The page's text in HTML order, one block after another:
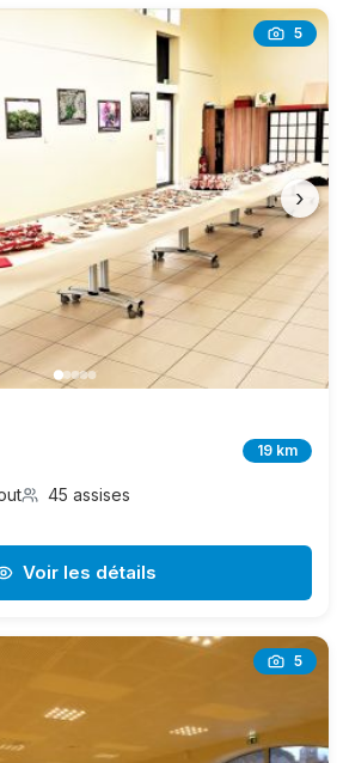
5
›
19 km
45 assises
Voir les détails
5